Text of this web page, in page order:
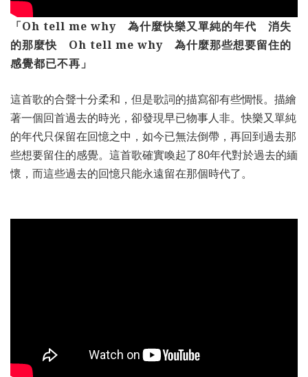
「Oh tell me why 為什麼快樂又單純的年代 消失
的那麼快 Oh tell me why 為什麼那些想要留住的
感覺都已不再」
這首歌的合聲十分柔和，但是歌詞的描寫卻有些惆悵。描繪
著一個回首過去的時光，卻發現早已物事人非。快樂又單純
的年代只保留在回憶之中，如今已無法倒帶，再回到過去那
些想要留住的感覺。這首歌確實喚起了80年代對於過去的緬
懷，而這些過去的回憶只能永遠留在那個時代了。